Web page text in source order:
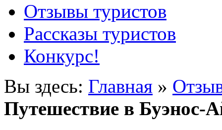
Отзывы туристов
Рассказы туристов
Конкурс!
Вы здесь: Главная »
Путешествие в Буэнос-